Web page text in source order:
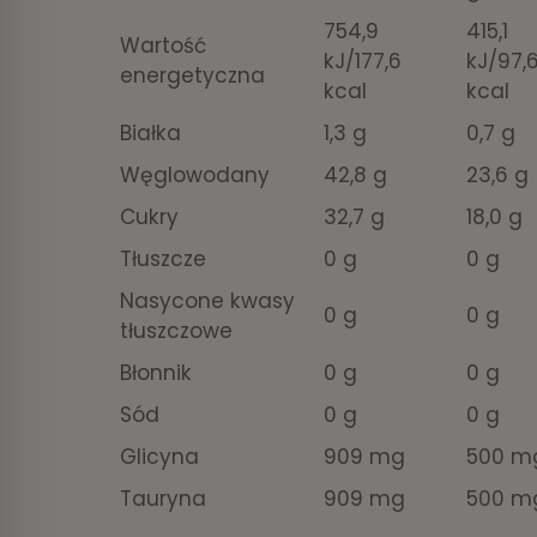
Wartość
energetyczna
754,9
kJ/177,6
kcal
415,1
kJ/97,6
kcal
Białka
1,3 g
0,7 g
Węglowodany
42,8 g
23,6 g
Cukry
32,7 g
18,0 g
Tłuszcze
0 g
0 g
Nasycone kwasy
tłuszczowe
0 g
0 g
Błonnik
0 g
0 g
Sód
0 g
0 g
Glicyna
909 mg
500
Tauryna
909 mg 500